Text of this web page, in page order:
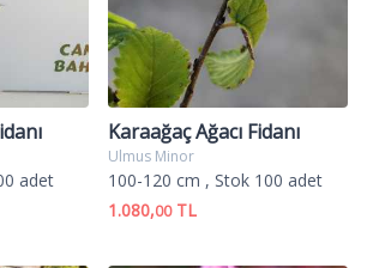
adet
Karaağaç Ağacı Fidanı
Ulmus Minor
100-120 cm , Stok 100 adet
1.080,00TL